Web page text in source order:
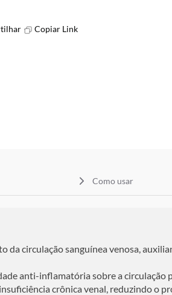
Copiar Link
Como usar
circulação sanguínea venosa,
anti-inflamatória sobre a circulação
crônica venal, reduzindo o